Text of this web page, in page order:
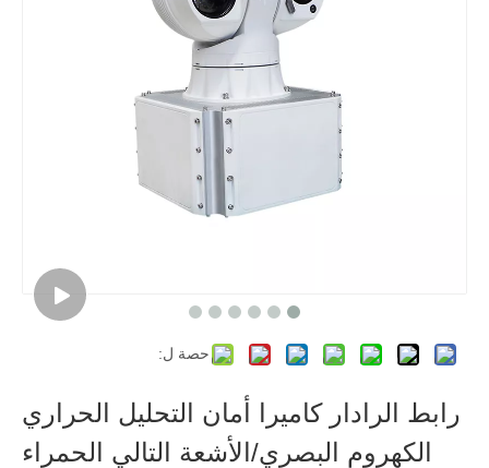
حصة ل:
رابط الرادار كاميرا أمان التحليل الحراري
الكهروم البصري/الأشعة التالي الحمراء